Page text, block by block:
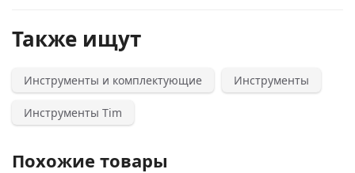
Также ищут
Инструменты и комплектующие Инструменты
Инструменты Tim
Похожие товары